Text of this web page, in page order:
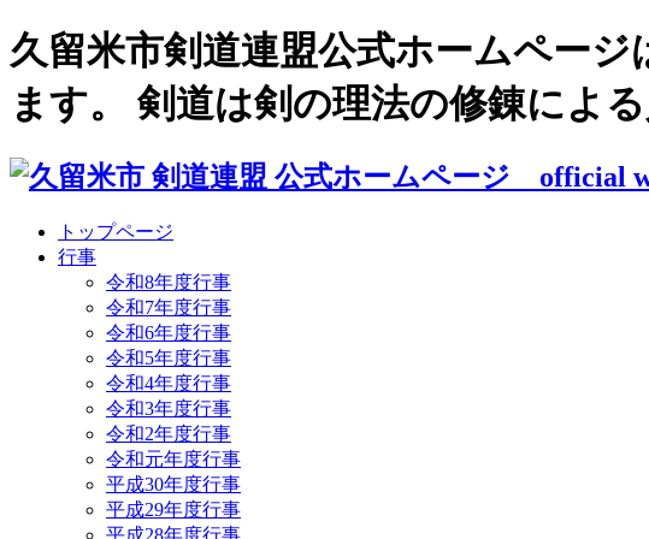
久留米市剣道連盟公式ホームペー
ます。 剣道は剣の理法の修錬によ
トップページ
行事
令和8年度行事
令和7年度行事
令和6年度行事
令和5年度行事
令和4年度行事
令和3年度行事
令和2年度行事
令和元年度行事
平成30年度行事
平成29年度行事
平成28年度行事